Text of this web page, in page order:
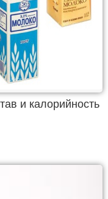
и калорийность